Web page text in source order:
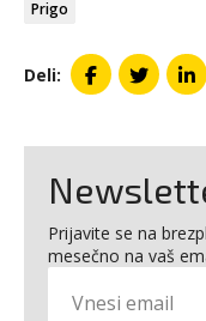
Prigo
Deli:
Prijavite se na
mesečno na vaš